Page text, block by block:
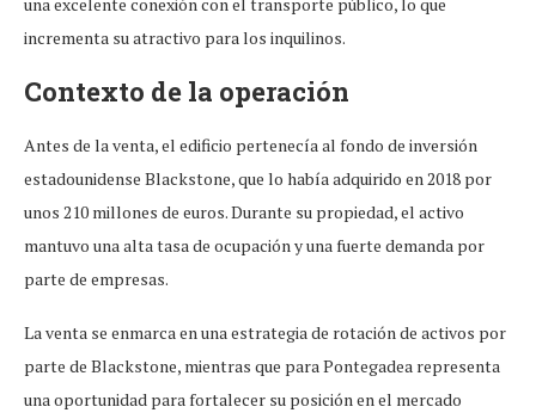
incrementa su atractivo para los inquilinos.
Contexto de la operación
Antes de la venta, el edificio pertenecía al fondo de inversión
estadounidense Blackstone, que lo había adquirido en 2018 por
unos 210 millones de euros. Durante su propiedad, el activo
mantuvo una alta tasa de ocupación y una fuerte demanda por
parte de empresas.
La venta se enmarca en una estrategia de rotación de activos por
parte de Blackstone, mientras que para Pontegadea representa
una oportunidad para fortalecer su posición en el mercado